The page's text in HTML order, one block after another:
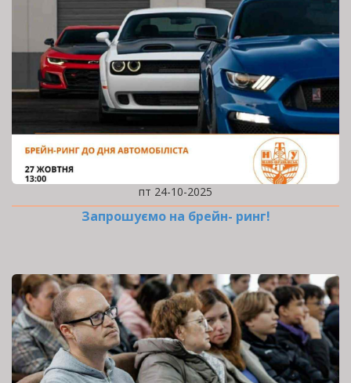
пт 24-10-2025
Запрошуємо на брейн- ринг!